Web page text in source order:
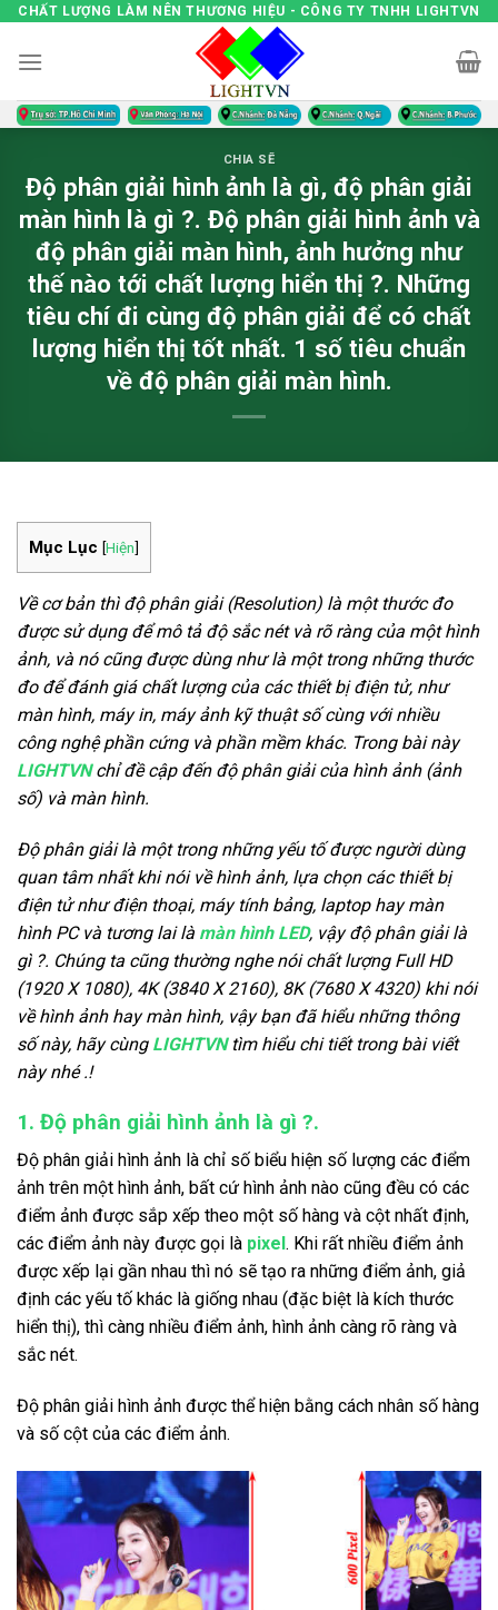
Skip
content
CHẤT LƯỢNG LÀM NÊN THƯƠNG HIỆU - CÔNG TY TNHH LIGHTVN
CHIA SẼ
Độ phân giải hình ảnh là gì, độ phân giải
màn hình là gì ?. Độ phân giải hình ảnh và
độ phân giải màn hình, ảnh hưởng như
thế nào tới chất lượng hiển thị ?. Những
tiêu chí đi cùng độ phân giải để có chất
lượng hiển thị tốt nhất. 1 số tiêu chuẩn
về độ phân giải màn hình.
Mục Lục [Hiện]
Về cơ bản thì độ phân giải (Resolution) là một thước đo
được sử dụng để mô tả độ sắc nét và rõ ràng của một hình
ảnh, và nó cũng được dùng như là một trong những thước
đo để đánh giá chất lượng của các thiết bị điện tử, như
màn hình, máy in, máy ảnh kỹ thuật số cùng với nhiều
công nghệ phần cứng và phần mềm khác. Trong bài này
LIGHTVNchỉ đề cập đến độ phân giải của hình ảnh (ảnh
số) và màn hình.
Độ phân giải là một trong những yếu tố được người dùng
quan tâm nhất khi nói về hình ảnh, lựa chọn các thiết bị
điện tử như điện thoại, máy tính bảng, laptop hay màn
hình PC và tương lai là màn hình LED, vậy độ phân giải là
gì ?. Chúng ta cũng thường nghe nói chất lượng Full HD
(1920 X 1080), 4K (3840 X 2160), 8K (7680 X 4320) khi nói
về hình ảnh hay màn hình, vậy bạn đã hiểu những thông
số này, hãy cùng LIGHTVNtìm hiểu chi tiết trong bài viết
này nhé .!
1. Độ phân giải hình ảnh là gì ?.
Độ phân giải hình ảnh là chỉ số biểu hiện số lượng các điểm
ảnh trên một hình ảnh, bất cứ hình ảnh nào cũng đều có các
điểm ảnh được sắp xếp theo một số hàng và cột nhất định,
các điểm ảnh này được gọi là pixel . Khi rất nhiều điểm ảnh
được xếp lại gần nhau thì nó sẽ tạo ra những điểm ảnh, giả
định các yếu tố khác là giống nhau (đặc biệt là kích thước
hiển thị), thì càng nhiều điểm ảnh, hình ảnh càng rõ ràng và
sắc nét.
Độ phân giải hình ảnh được thể hiện bằng cách nhân số hàng
và số cột của các điểm ảnh.